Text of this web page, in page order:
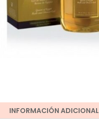
INFORMACIÓN ADICIONAL